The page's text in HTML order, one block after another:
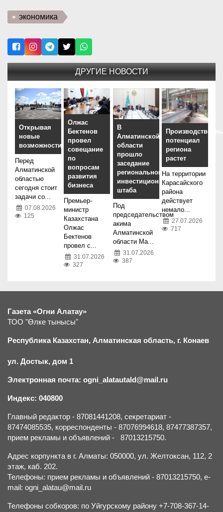
экономика
ДРУГИЕ НОВОСТИ
Открывая
новые
возможности
Перед
Алматинской
областью
сегодня стоит
задачи со...
07.08.2026
125
Олжас
Бектенов
провел
совещание
по
вопросам
развития
бизнеса
Премьер-
министр
Казахстана
Олжас
Бектенов
провел с...
31.07.2026
327
В
Алматинской
области
прошло
заседание
регионального
инвестиционного
штаба
Под
председательством
акима
Алматинской
области Ма...
31.07.2026
387
потенциал
региона
растет
На территории
Карасайского
района
действует
немало...
27.07.2026
717
Газета «Огни Алатау»
ТОО "Өлке тынысы"
Республика Казахстан, Алматинская область, г. Конаев
ул. Достык, дом 1
Электронная почта: ogni_alatautald@mail.ru
Индекс: 040800
Главный редактор - 87081441208, секретариат -
87474085535, корреспонденты - 87076994618, 87477387357,
прием рекламы и объявлений - 87013215750.
Адрес корпункта в г. Алматы: 050000, ул. Желтоксан, 112, 2
этаж, каб. 202.
Телефоны: прием рекламы и объявлений - 87013215750, e-
mail: ogni_alatau@mail.ru
Телефоны собкоров: по Уйгурскому району +7-708-367-14-